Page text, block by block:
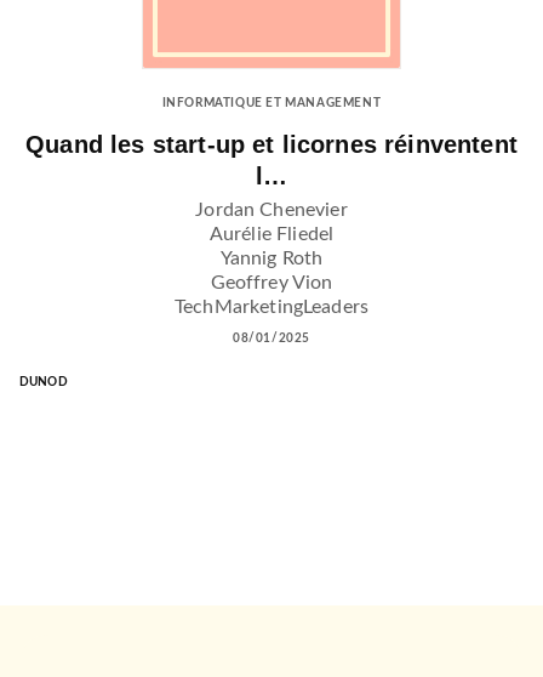
INFORMATIQUE ET MANAGEMENT
Quand les start-up et licornes réinventent
l…
Jordan Chenevier
Aurélie Fliedel
Yannig Roth
Geoffrey Vion
TechMarketingLeaders
08/01/2025
DUNOD